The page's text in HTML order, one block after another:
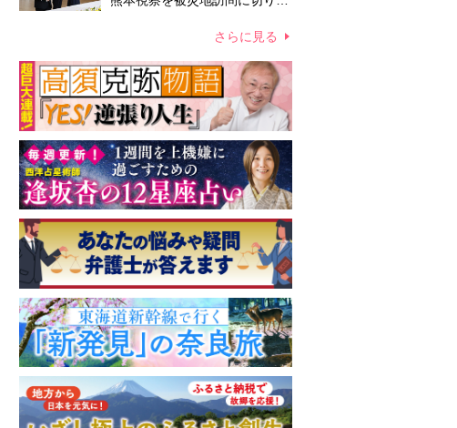
夫妻から受け継ぐ“国民への寄
さらに見る